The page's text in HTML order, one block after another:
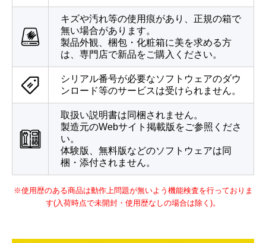
キズや汚れ等の使用痕があり、正規の箱で
無い場合があります。
製品外観、梱包・化粧箱に美を求める方
は、専門店で新品をご購入ください。
シリアル番号が必要なソフトウェアのダウ
ンロード等のサービスは受けられません。
取扱い説明書は同梱されません。
製造元のWebサイト掲載版をご参照くださ
い。
体験版、無料版などのソフトウェアは同
梱・添付されません。
※使用歴のある商品は動作上問題が無いよう機能検査を行っておりま
す(入荷時点で未開封・使用歴なしの場合は除く)。